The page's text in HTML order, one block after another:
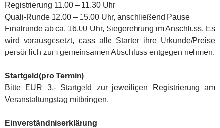
Registrierung 11.00 – 11.30 Uhr
Quali-Runde 12.00 – 15.00 Uhr, anschließend Pause
Finalrunde ab ca. 16.00 Uhr, Siegerehrung im Anschluss. Es
wird vorausgesetzt, dass alle Starter ihre Urkunde/Preise
persönlich zum gemeinsamen Abschluss entgegen nehmen.
Startgeld(pro Termin)
Bitte EUR 3,- Startgeld zur jeweiligen Registrierung am
Veranstaltungstag mitbringen.
Einverständniserklärung